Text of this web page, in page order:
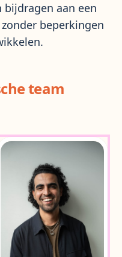
aan een
beperkingen
team